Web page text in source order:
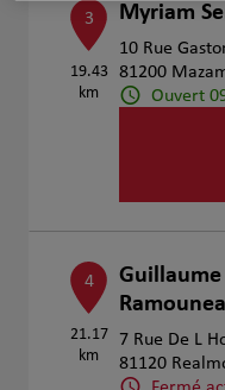
3
19.43
km
Myriam
10 Rue
81200
Ouvert
4
21.17
km
7 Rue De L
81120